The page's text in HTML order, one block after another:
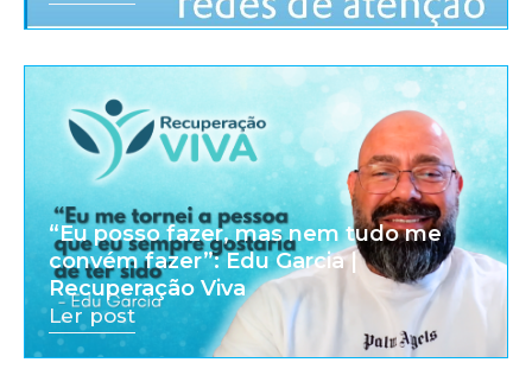
“Eu posso fazer, mas nem tudo me
convém fazer”: Edu Garcia |
Recuperação Viva
Ler post